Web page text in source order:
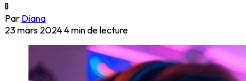
D
Par Diana
23 mars 20244 min de lecture